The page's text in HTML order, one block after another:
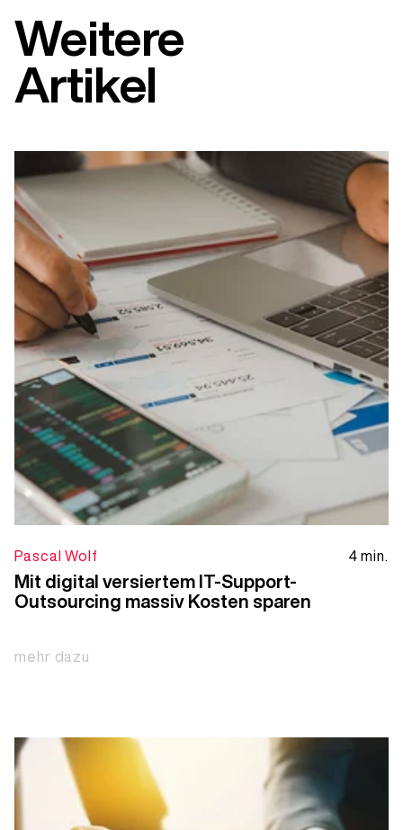
Weitere
Artikel
Pascal Wolf 4 min.
Mit digital versiertem IT-Support-
Outsourcing massiv Kosten sparen
mehr dazu